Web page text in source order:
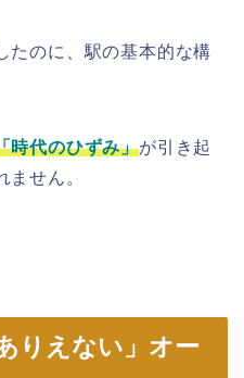
たのに、駅の基本的な構
時代のひずみ」が引き起
ません。
りえない」オー